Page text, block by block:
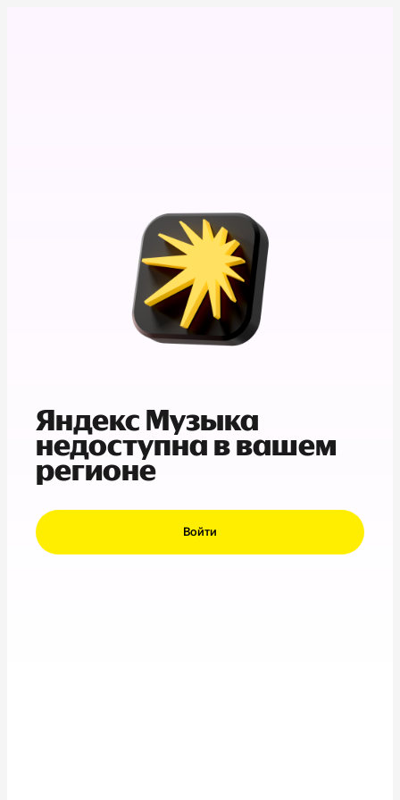
Яндекс Музыка
недоступна в вашем
регионе
Войти